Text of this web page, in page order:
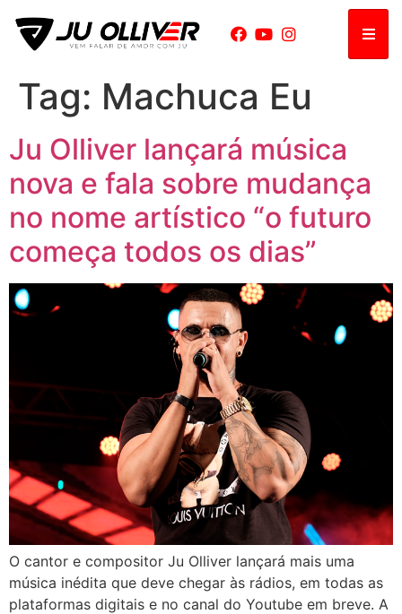
Tag: Machuca Eu
Ju Olliver lançará música
nova e fala sobre mudança
no nome artístico “o futuro
começa todos os dias”
O cantor e compositor Ju Olliver lançará mais uma
música inédita que deve chegar às rádios, em todas as
plataformas digitais e no canal do Youtube em breve. A